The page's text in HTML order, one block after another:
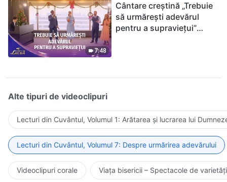
7:48
Cântare creștină „Trebuie
să urmărești adevărul
pentru a supraviețui”
Alte tipuri de videoclipuri
Lecturi din Cuvântul, Volumul 1: Arătarea și lucrarea lui
Lecturi din Cuvântul, Volumul 7: Despre urmărirea adevărului
Videoclipuri corale Viața bisericii – Spectacole de varietăți